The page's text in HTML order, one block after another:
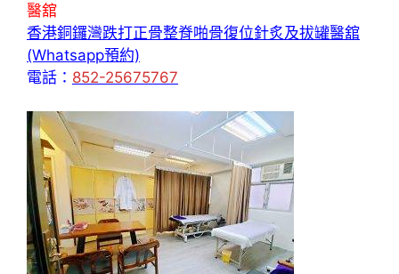
醫舘
香港銅鑼灣跌打正骨整脊啪骨復位針炙及拔罐醫舘
(Whatsapp預約)
電話： 852-25675767